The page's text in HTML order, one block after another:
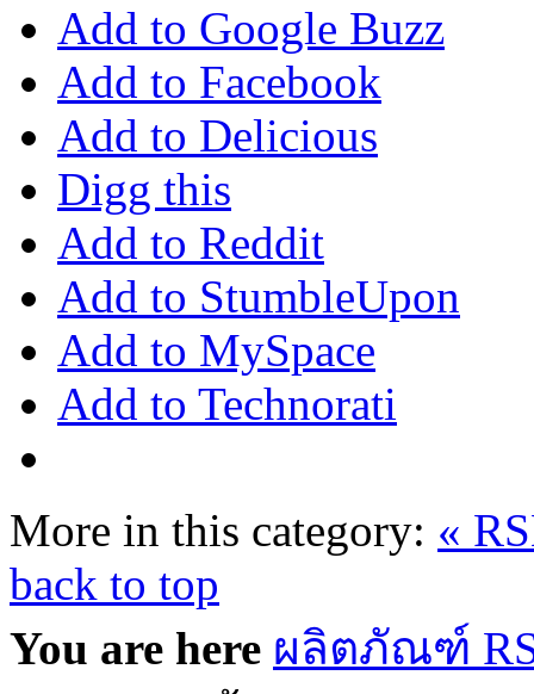
Add to Google Buzz
Add to Facebook
Add to Delicious
Digg this
Add to Reddit
Add to StumbleUpon
Add to MySpace
Add to Technorati
More in this category: «
back to top
You are here ผลิตภัณฑ์